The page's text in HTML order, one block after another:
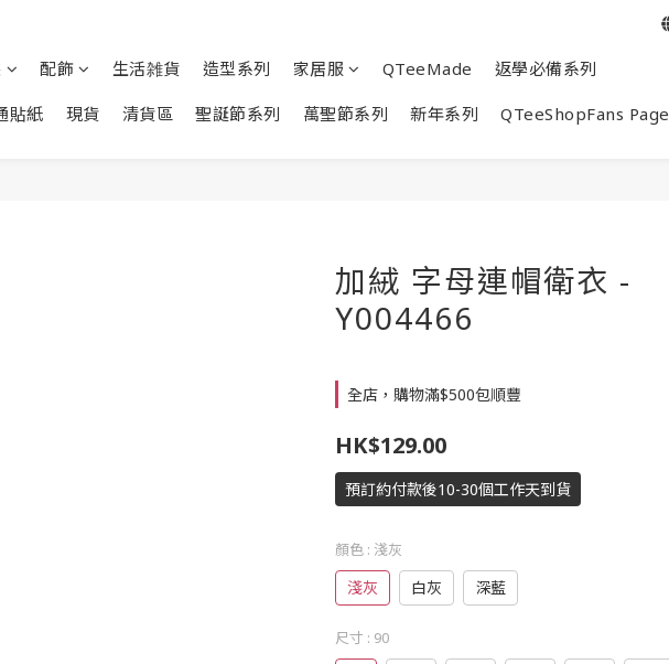
配飾 生活雑貨 造型系列 家居服 QTeeMade 返學必備系列
貼紙 現貨 清貨區 聖誕節系列 萬聖節系列 新年系列 QTeeShopFans Page
加絨 字母連帽衛衣 -
Y004466
全店，購物滿$500包順豐
HK$129.00
預訂約付款後10-30個工作天到貨
顏色 : 淺灰
淺灰 白灰 深藍
尺寸 : 90